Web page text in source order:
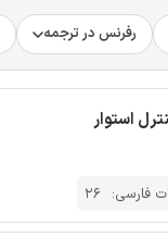
رفرنس در ترجمه
استوار
فارسی: 26